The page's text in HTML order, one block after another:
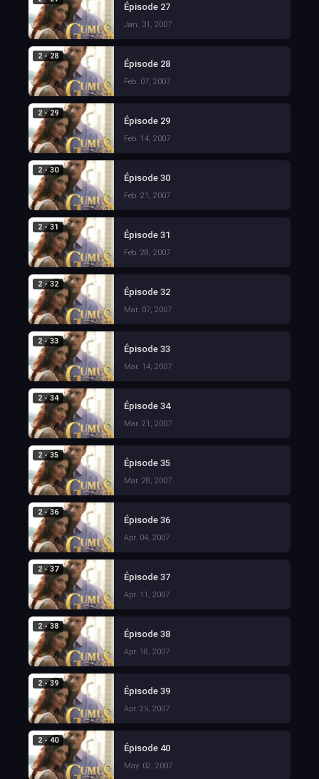
Épisode 27
Jan. 31, 2007
2 - 28
Épisode 28
Feb. 07, 2007
2 - 29
Épisode 29
Feb. 14, 2007
2 - 30
Épisode 30
Feb. 21, 2007
2 - 31
Épisode 31
Feb. 28, 2007
2 - 32
Épisode 32
Mar. 07, 2007
2 - 33
Épisode 33
Mar. 14, 2007
2 - 34
Épisode 34
Mar. 21, 2007
2 - 35
Épisode 35
Mar. 28, 2007
2 - 36
Épisode 36
Apr. 04, 2007
2 - 37
Épisode 37
Apr. 11, 2007
2 - 38
Épisode 38
Apr. 18, 2007
2 - 39
Épisode 39
Apr. 25, 2007
2 - 40
Épisode 40
May. 02, 2007